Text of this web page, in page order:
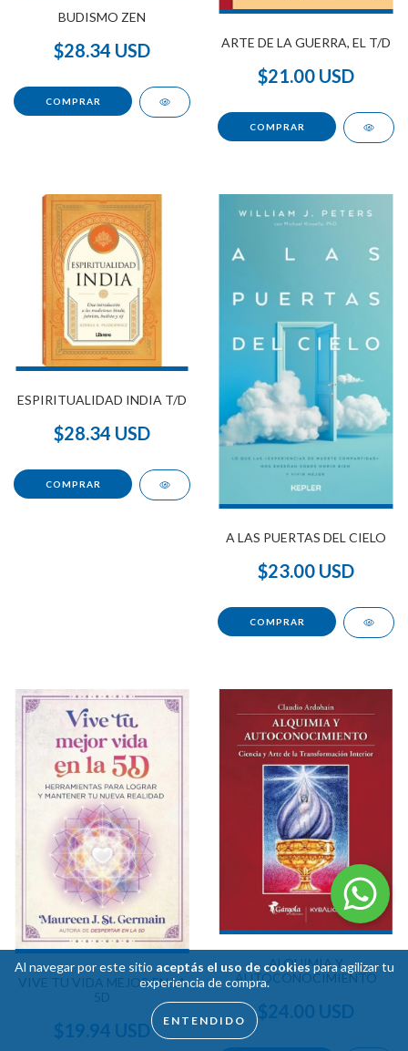
Al navegar por este sitio aceptás el uso de cookies para agilizar tu
experiencia de compra.
ENTENDIDO
BUDISMO ZEN
$28.34 USD ARTE DE LA GUERRA, EL T/D
$21.00 USD
ESPIRITUALIDAD INDIA T/D
$28.34 USD
A LAS PUERTAS DEL CIELO
$23.00 USD
VIVE TU VIDA MEJOR EN LA
$19.94 USD
ALQUIMIA Y
AUTOCONOCIMIENTO
$24.00 USD